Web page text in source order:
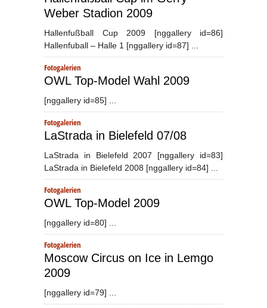
Weber Stadion 2009
Hallenfußball Cup 2009 [nggallery id=86]
Hallenfuball – Halle 1 [nggallery id=87] ...
Fotogalerien
OWL Top-Model Wahl 2009
[nggallery id=85] ...
Fotogalerien
LaStrada in Bielefeld 07/08
LaStrada in Bielefeld 2007 [nggallery id=83]
LaStrada in Bielefeld 2008 [nggallery id=84] ...
Fotogalerien
OWL Top-Model 2009
[nggallery id=80] ...
Fotogalerien
Moscow Circus on Ice in Lemgo
2009
[nggallery id=79] ...